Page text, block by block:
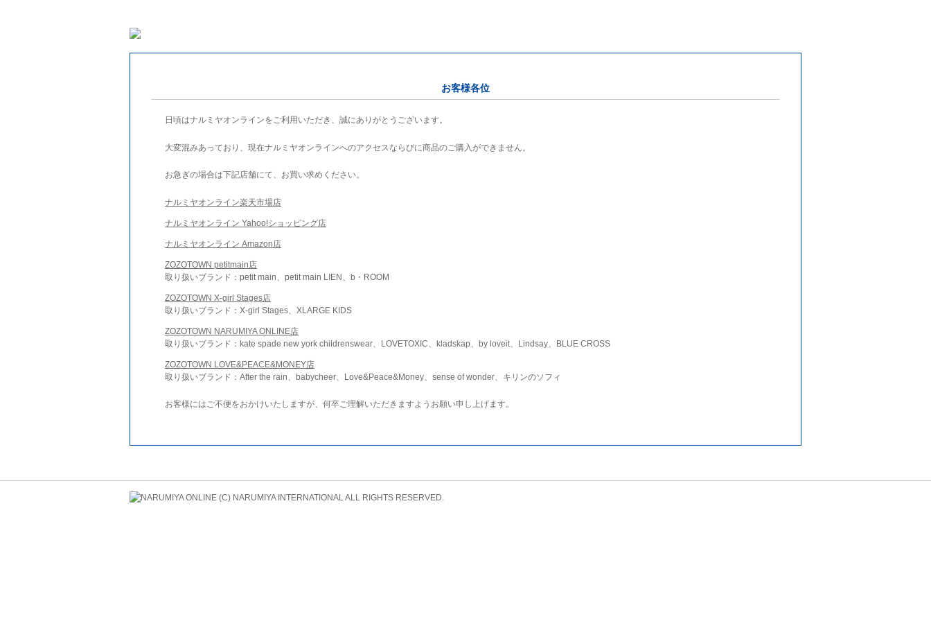
お客様各位
日頃はナルミヤオンラインをご利用いただき、誠にありがとうございます。
大変混みあっており、現在ナルミヤオンラインへのアクセスならびに商品のご購入ができません。
お急ぎの場合は下記店舗にて、お買い求めください。
ナルミヤオンライン楽天市場店
ナルミヤオンライン Yahoo!ショッピング店
ナルミヤオンライン Amazon店
ZOZOTOWN petitmain店
取り扱いブランド：petit main、petit main LIEN、b・ROOM
ZOZOTOWN X-girl Stages店
取り扱いブランド：X-girl Stages、XLARGE KIDS
ZOZOTOWN NARUMIYA ONLINE店
取り扱いブランド：kate spade new york childrenswear、LOVETOXIC、kladskap、by loveit、Lindsay、BLUE CROSS
ZOZOTOWN LOVE&PEACE&MONEY店
取り扱いブランド：After the rain、babycheer、Love&Peace&Money、sense of wonder、キリンのソフィ
お客様にはご不便をおかけいたしますが、何卒ご理解いただきますようお願い申し上げます。